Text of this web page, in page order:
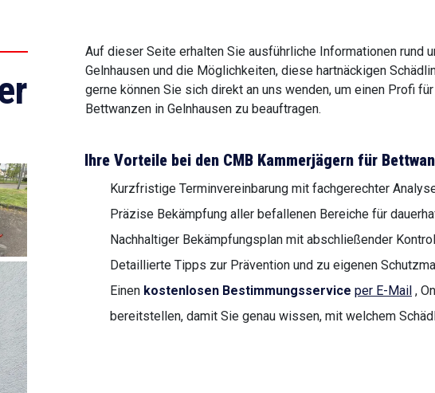
Auf dieser Seite erhalten Sie ausführliche Informationen rund
Gelnhausen und die Möglichkeiten, diese hartnäckigen
gerne können Sie sich direkt an uns wenden, um einen Profi
Bettwanzen in Gelnhausen zu beauftragen.
Ihre Vorteile bei den CMB Kammerjägern für
Kurzfristige Terminvereinbarung mit fachgerechter
Präzise Bekämpfung aller befallenen Bereiche für
Nachhaltiger Bekämpfungsplan mit abschließender
Detaillierte Tipps zur Prävention und zu eigenen
Einen kostenlosen Bestimmungsservice per E-Mail ,
bereitstellen, damit Sie genau wissen, mit welchem